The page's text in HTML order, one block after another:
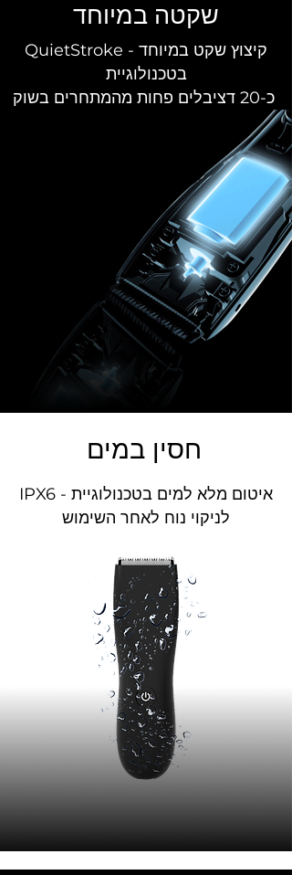
שקטה במיוחד
QuietStroke - קיצוץ שקט במיוחד
בטכנולוגיית
חסין במים
IPX6 - איטום מלא למים בטכנולוגיית
לניקוי נוח לאחר השימוש